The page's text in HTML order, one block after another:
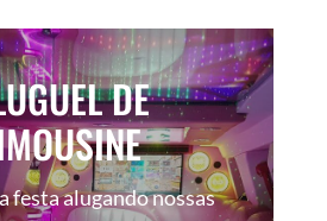
DE
festa alugando nossas